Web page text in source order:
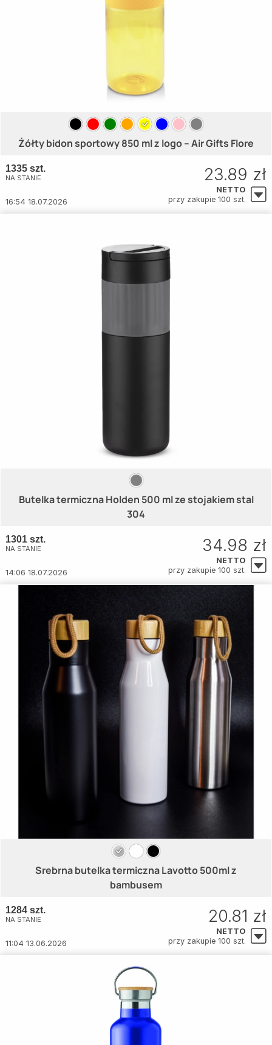
Żółty bidon sportowy 850 ml z logo – Air Gifts Flore
1335 szt.
NA STANIE
16:54 18.07.2026
23.89 zł
NETTO
przy zakupie 100 szt.
Butelka termiczna Holden 500 ml ze stojakiem stal
304
1301 szt.
NA STANIE
14:06 18.07.2026
34.98 zł
NETTO
przy zakupie 100 szt.
Srebrna butelka termiczna Lavotto 500ml z
bambusem
1284 szt.
NA STANIE
11:04 13.06.2026
20.81 zł
NETTO
przy zakupie 100 szt.